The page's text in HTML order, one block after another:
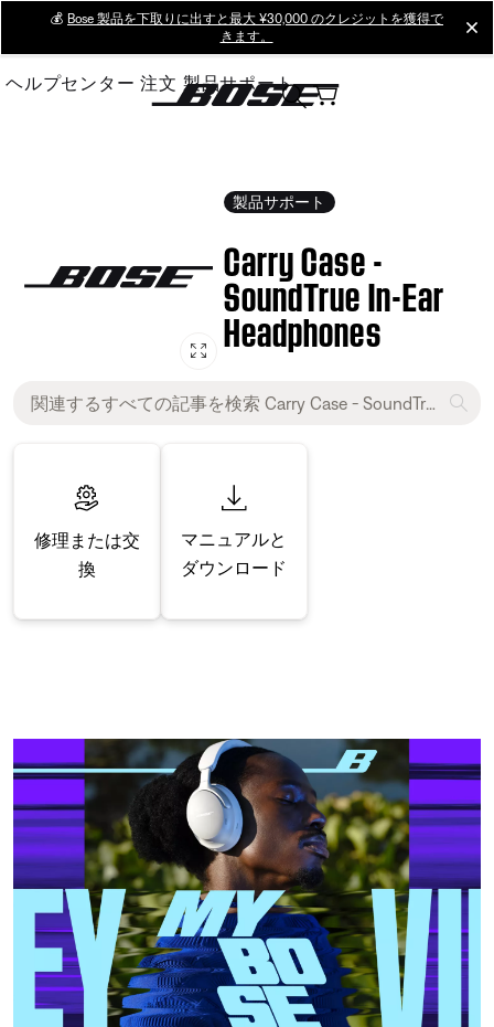
Main
💰 Bose 製品を下取りに出すと最大 ¥30,000 のクレジットを獲得で
きます。
ヘルプセンター 注文 製品サポート
製品サポート
Carry Case -
SoundTrue In-Ear
Headphones
修理または交
換
マニュアルと
ダウンロード